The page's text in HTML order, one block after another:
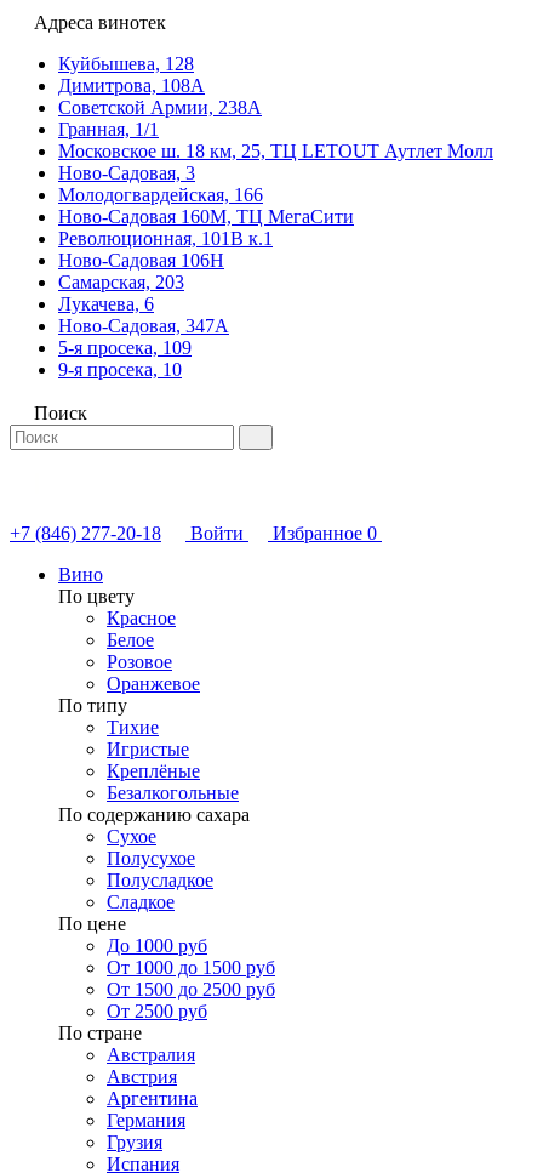
Адреса винотек
Куйбышева, 128
Димитрова, 108А
Советской Армии, 238А
Гранная, 1/1
Московское ш. 18 км, 25, ТЦ LETOUT Аутлет Молл
Ново-Садовая, 3
Молодогвардейская, 166
Ново-Садовая 160М, ТЦ МегаСити
Революционная, 101В к.1
Ново-Садовая 106Н
Самарская, 203
Лукачева, 6
Ново-Садовая, 347А
5-я просека, 109
9-я просека, 10
Поиск
+7 (846) 277-20-18 Войти Избранное 0
Вино
По цвету
Красное
Белое
Розовое
Оранжевое
По типу
Тихие
Игристые
Креплёные
Безалкогольные
По содержанию сахара
Сухое
Полусухое
Полусладкое
Сладкое
По цене
До 1000 руб
От 1000 до 1500 руб
От 1500 до 2500 руб
От 2500 руб
По стране
Австралия
Австрия
Аргентина
Германия
Грузия
Испания